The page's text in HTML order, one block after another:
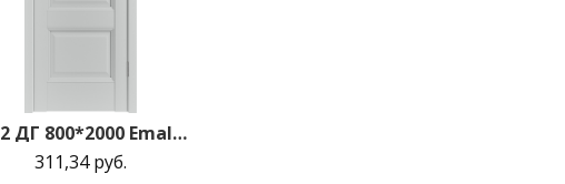
EST2 ДГ 800*2000 Emalex Steel
311,34 руб.